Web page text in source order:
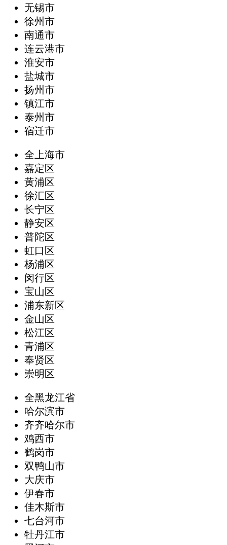
无锡市
徐州市
南通市
连云港市
淮安市
盐城市
扬州市
镇江市
泰州市
宿迁市
全上海市
嘉定区
黄浦区
徐汇区
长宁区
静安区
普陀区
虹口区
杨浦区
闵行区
宝山区
浦东新区
金山区
松江区
青浦区
奉贤区
崇明区
全黑龙江省
哈尔滨市
齐齐哈尔市
鸡西市
鹤岗市
双鸭山市
大庆市
伊春市
佳木斯市
七台河市
牡丹江市